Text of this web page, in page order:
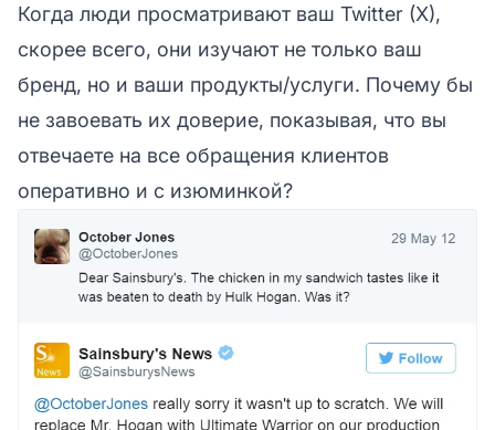
Когда люди просматривают ваш Twitter (X),
скорее всего, они изучают не только ваш
бренд, но и ваши продукты/услуги. Почему бы
не завоевать их доверие, показывая, что вы
отвечаете на все обращения клиентов
оперативно и с изюминкой?